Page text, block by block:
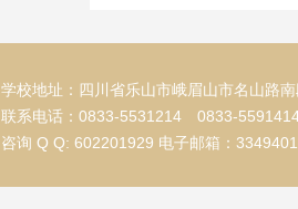
学校地址：四川省乐山市峨眉山市名山路
联系电话：0833-5531214 0833-
咨询 Q Q: 602201929 电子邮箱：